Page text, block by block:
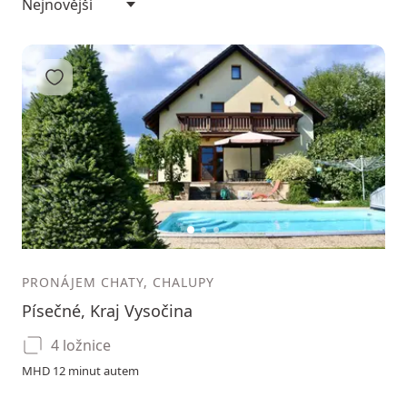
12 3
Přidat do oblíbených
PRONÁJEM CHATY, CHALUPY
Písečné, Kraj Vysočina
4 ložnice
MHD 12 minut autem